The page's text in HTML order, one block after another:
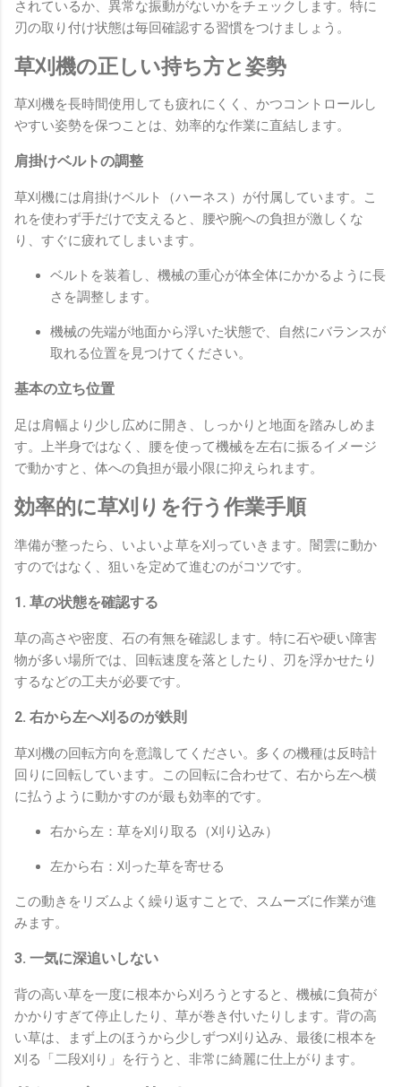
されているか、異常な振動がないかをチェックします。特に
刃の取り付け状態は毎回確認する習慣をつけましょう。
草刈機の正しい持ち方と姿勢
草刈機を長時間使用しても疲れにくく、かつコントロールし
やすい姿勢を保つことは、効率的な作業に直結します。
肩掛けベルトの調整
草刈機には肩掛けベルト（ハーネス）が付属しています。こ
れを使わず手だけで支えると、腰や腕への負担が激しくな
り、すぐに疲れてしまいます。
ベルトを装着し、機械の重心が体全体にかかるように長
さを調整します。
機械の先端が地面から浮いた状態で、自然にバランスが
取れる位置を見つけてください。
基本の立ち位置
足は肩幅より少し広めに開き、しっかりと地面を踏みしめま
す。上半身ではなく、腰を使って機械を左右に振るイメージ
で動かすと、体への負担が最小限に抑えられます。
効率的に草刈りを行う作業手順
準備が整ったら、いよいよ草を刈っていきます。闇雲に動か
すのではなく、狙いを定めて進むのがコツです。
1. 草の状態を確認する
草の高さや密度、石の有無を確認します。特に石や硬い障害
物が多い場所では、回転速度を落としたり、刃を浮かせたり
するなどの工夫が必要です。
2. 右から左へ刈るのが鉄則
草刈機の回転方向を意識してください。多くの機種は反時計
回りに回転しています。この回転に合わせて、右から左へ横
に払うように動かすのが最も効率的です。
右から左：草を刈り取る（刈り込み）
左から右：刈った草を寄せる
この動きをリズムよく繰り返すことで、スムーズに作業が進
みます。
3. 一気に深追いしない
背の高い草を一度に根本から刈ろうとすると、機械に負荷が
かかりすぎて停止したり、草が巻き付いたりします。背の高
い草は、まず上のほうから少しずつ刈り込み、最後に根本を
刈る「二段刈り」を行うと、非常に綺麗に仕上がります。